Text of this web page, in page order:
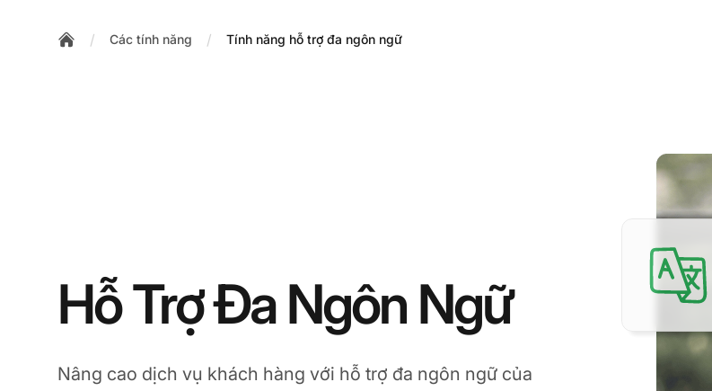
/ Các tính năng / Tính năng hỗ trợ đa ngôn ngữ
Hỗ Trợ Đa Ngôn Ngữ
Nâng cao dịch vụ khách hàng với hỗ trợ đa ngôn ngữ của